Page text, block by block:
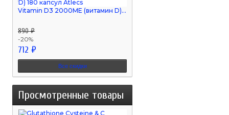
Vitamin D3 2000ME (витамин D)...
890 ₽
-20%
712 ₽
Все скидки
Просмотренные товары